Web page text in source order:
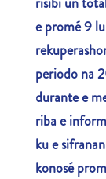
e promé 9
periodo na
durante e
riba e
ku e
konosé